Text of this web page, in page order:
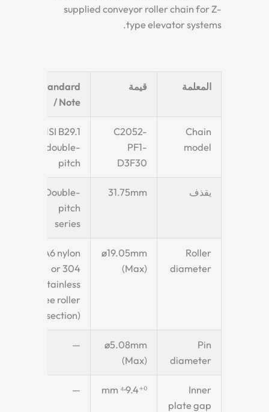
supplied conveyor roller chain for Z-
type elevator systems.
المعلمة قيمة
Standard
/ Note
Chain
model
C2052-
PF1-
D3F30
ANSI B29.1
— double-
pitch
يقذف 31.75mm
Double-
pitch
series
Roller
diameter
ø19.05mm
(Max)
PA6 nylon
or 304
stainless
(see roller
section)
Pin
diameter
ø5.08mm
(Max)
—
Inner
plate gap
9.4⁺⁰·⁴ mm
—